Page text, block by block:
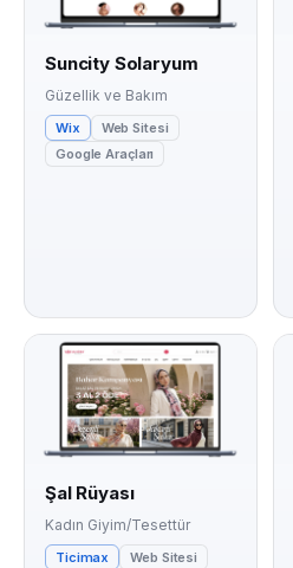
Suncity Solaryum
Güzellik ve Bakım
Wix
Web Sitesi
Google Araçları
Şal Rüyası
Kadın Giyim/Tesettür
Ticimax
Web Sitesi